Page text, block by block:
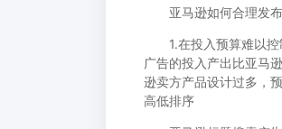
亚马逊如何合理发布
1.在投入预算难以控
广告的投入产出比亚马
逊卖方产品设计过多，
高低排序